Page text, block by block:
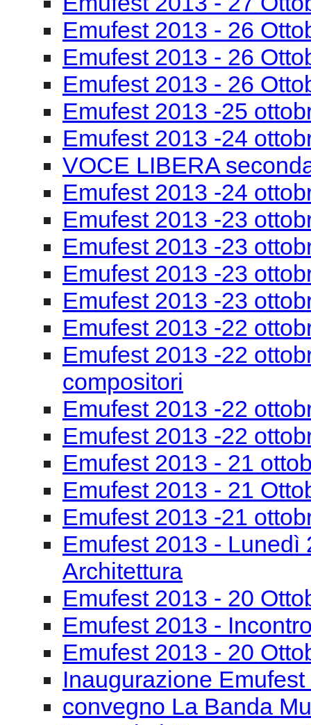
Emufest 2013 -24
VOCE LIBERA
Emufest 2013 -24
Emufest 2013 -23
Emufest 2013 -23
Emufest 2013 -23
Emufest 2013 -23
Emufest 2013 -22
Emufest 2013 -22
compositori
Emufest 2013 -22
Emufest 2013 -22
Emufest 2013 - 21
Emufest 2013 - 21
Emufest 2013 -21
Emufest 2013 - Lunedì
Architettura
Emufest 2013 - 20
Emufest 2013 -
Emufest 2013 - 20
Inaugurazione
convegno La Banda
Incontri al Museo casa
VOCE LIBERA
Forum Austriaco di
Tor Bella Monaca 05/